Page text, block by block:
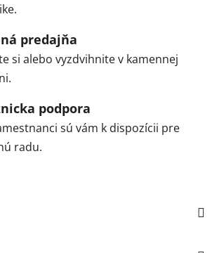
predajňa
si alebo vyzdvihnite v kamennej
podpora
sú vám k dispozícii pre
radu.